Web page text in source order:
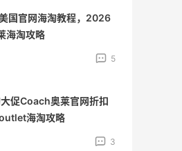
国官网海淘教程，2026
海淘攻略
5
促Coach奥莱官网折扣
海淘攻略
3